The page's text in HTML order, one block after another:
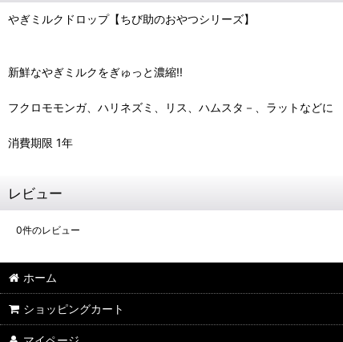
やぎミルクドロップ【ちび助のおやつシリーズ】
新鮮なやぎミルクをぎゅっと濃縮!!
フクロモモンガ、ハリネズミ、リス、ハムスタ－、ラットなどに
消費期限 1年
レビュー
0件のレビュー
ホーム
ショッピングカート